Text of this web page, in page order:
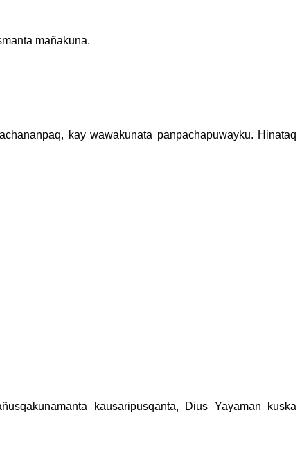
mañakuna.
kay wawakunata panpachapuwayku. Hinataq
kausaripusqanta, Dius Yayaman kuska